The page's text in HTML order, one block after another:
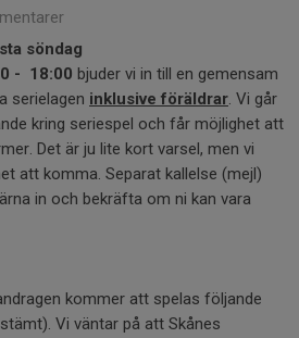
söndag
- 18:00 bjuder vi in till en gemensam
serielagen inklusive föräldrar. Vi går
kring seriespel och får möjlighet att
Det är ju lite kort varsel, men vi
att komma. Separat kallelse (mejl)
in och bekräfta om ni kan vara
kommer att spelas följande
Vi väntar på att Skånes